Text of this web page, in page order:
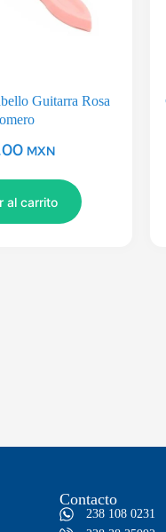
Guitarra Rosa
MXN
al carrito
Contacto
238 108 0231